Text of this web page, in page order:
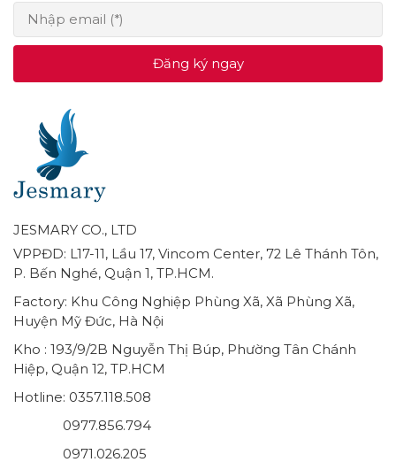
Đăng ký ngay
JESMARY CO., LTD
VPPĐD: L17-11, Lầu 17, Vincom Center, 72 Lê Thánh Tôn,
P. Bến Nghé, Quận 1, TP.HCM.
Factory: Khu Công Nghiệp Phùng Xã, Xã Phùng Xã,
Huyện Mỹ Đức, Hà Nội
Kho : 193/9/2B Nguyễn Thị Búp, Phường Tân Chánh
Hiệp, Quận 12, TP.HCM
Hotline: 0357.118.508
0977.856.794
0971.026.205